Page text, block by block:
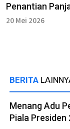
Penantian
20 Mei 2026
BERITA
Menang Adu
Piala Presiden